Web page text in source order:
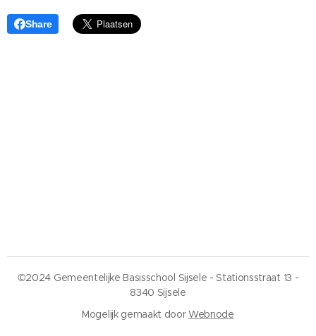
Share
©2024 Gemeentelijke Basisschool Sijsele - Stationsstraat 13 -
8340 Sijsele
Mogelijk gemaakt doorWebnode